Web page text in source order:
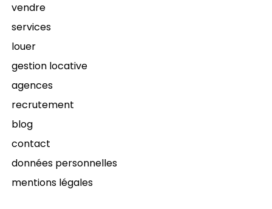
vendre
services
louer
gestion locative
agences
recrutement
blog
contact
données personnelles
mentions légales